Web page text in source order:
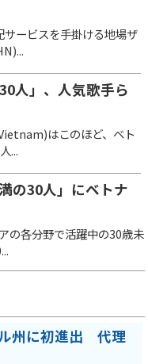
ービスを手掛ける地場ザ
人」、人気歌手ら
はこのほど、ベト
...
の30人」にベトナ
の各分野で活躍中の30歳未
州に初進出 代理